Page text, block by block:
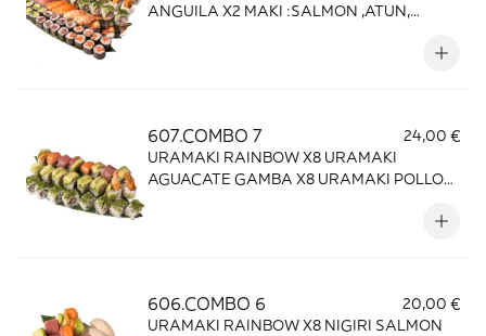
ANGUILA X2 MAKI :SALMON ,ATUN,
AGUACATE,POLLO PICANTE ,RAINBOW
607.COMBO 7
24,00 €
URAMAKI RAINBOW X8 URAMAKI
AGUACATE GAMBA X8 URAMAKI POLLO
606.COMBO 6
20,00 €
URAMAKI RAINBOW X8 NIGIRI SALMON